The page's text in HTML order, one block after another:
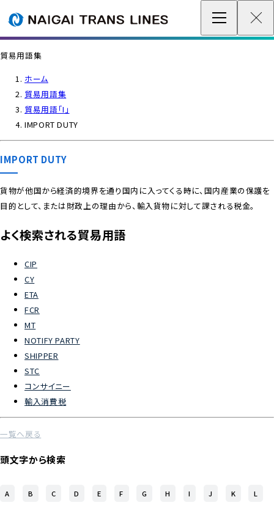
サステナビリティ
ENGLISH
企業情報 / グローバルネットワーク
各種情報
貿易用語集
ホーム
貿易用語集
貿易用語「I」
IMPORT DUTY
IMPORT DUTY
貨物が他国から経済的境界を通り国内に入ってくる時に、国内産業の保護を
目的として、または財政上の理由から、輸入貨物に対して課される税金。
よく検索される貿易用語
CIP
CY
ETA
FCR
MT
NOTIFY PARTY
SHIPPER
STC
コンサイニー
輸入消費税
一覧へ戻る
頭文字から検索
A B C D E F G H I J K L